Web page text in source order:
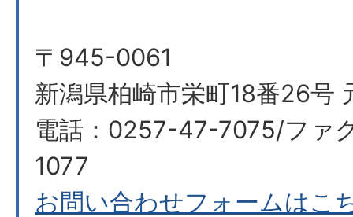
〒945-0061
新潟県柏崎市栄町18番26号
電話：0257-47-7075/ファ
1077
お問い合わせフォームはこ